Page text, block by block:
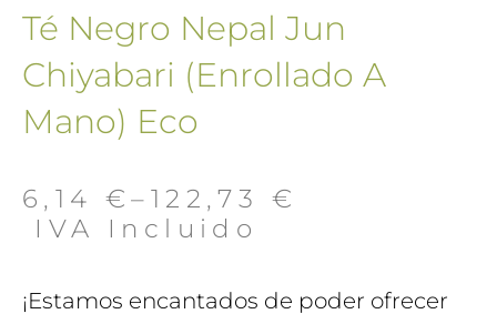
Té Negro Nepal Jun
Chiyabari (Enrollado A
Mano) Eco
6,14 €– 122,73 €
IVA Incluido
¡Estamos encantados de poder ofrecer